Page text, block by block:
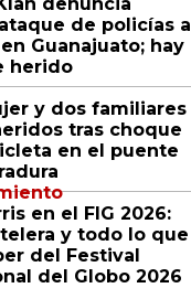
de policías a
Guanajuato; hay
herido
y dos familiares
tras choque
en el puente
en el FIG 2026:
y todo lo que
del Festival
del Globo 2026